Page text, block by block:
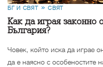
БГ И СВЯТ СВЯТ
Как да играя законно
България?
Човек, който иска да играe
да е наясно с особеностите